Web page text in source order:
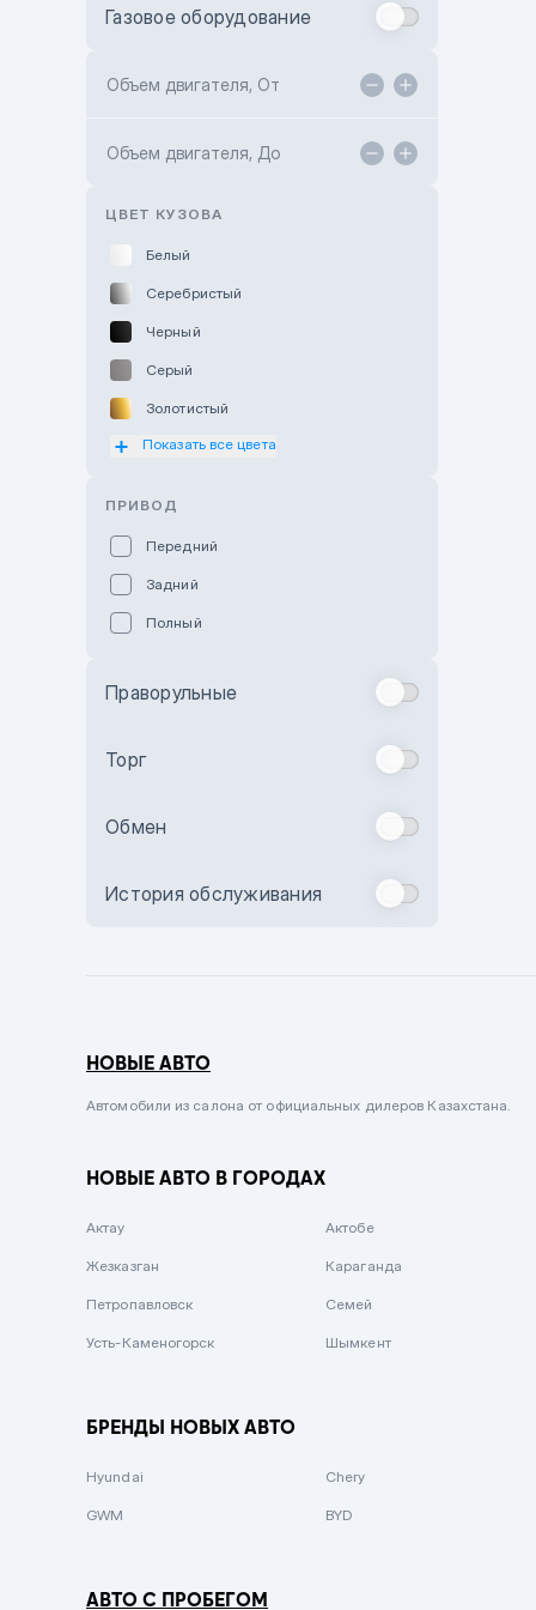
Toyota Kokshetau
Hyundai ShymCity
Газовое оборудование
Объем двигателя, От
Объем двигателя, До
ЦВЕТ КУЗОВА
Белый
Серебристый
Черный
Серый
Золотистый
Оранжевый
Бежевый
Комбинированный
Сиреневый металлик
Вишневый
Зеленый металлик
Показать все цвета
ПРИВОД
Передний
Задний
Полный
Праворульные
Торг
Обмен
История обслуживания
НОВЫЕ АВТО
Автомобили из салона от официальных дилеров Казахстана.
НОВЫЕ АВТО В ГОРОДАХ
Актау Актобе
Жезказган Караганда
Петропавловск Семей
Усть-Каменогорск Шымкент
БРЕНДЫ НОВЫХ АВТО
Hyundai Chery
GWM BYD
АВТО С ПРОБЕГОМ